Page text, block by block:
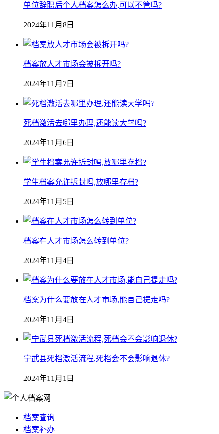
单位辞职后个人档案怎么办,可以不管吗?
2024年11月8日
档案放人才市场会被拆开吗?
2024年11月7日
死档激活去哪里办理,还能读大学吗?
2024年11月6日
学生档案允许拆封吗,放哪里存档?
2024年11月5日
档案在人才市场怎么转到单位?
2024年11月4日
档案为什么要放在人才市场,能自己提走吗?
2024年11月4日
宁武县死档激活流程,死档会不会影响退休?
2024年11月1日
档案查询
档案补办